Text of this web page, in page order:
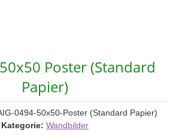
Poster (Standard
Papier)
0494-50x50-Poster (Standard Papier)
Kategorie: Wandbilder